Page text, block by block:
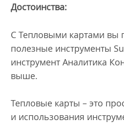
Достоинства:
С Тепловыми картами вы
полезные инструменты
инструмент Аналитика
выше.
Тепловые карты – это
и использования